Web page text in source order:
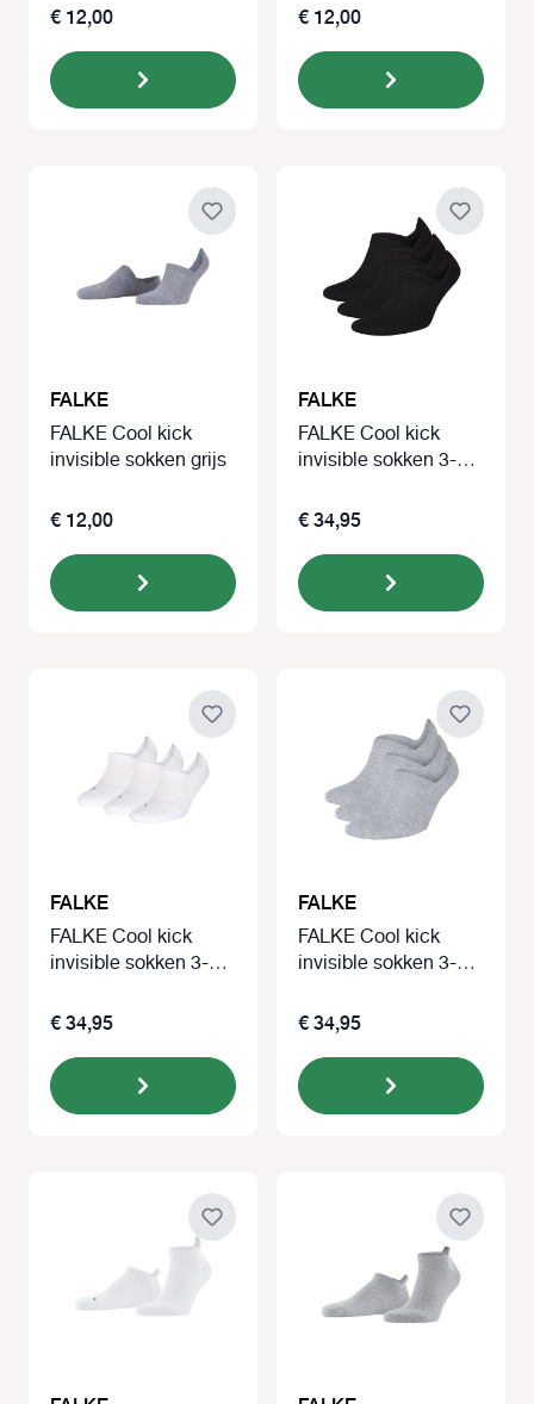
€ 12,00 € 12,00
FALKE
FALKE Cool kick
invisible sokken grijs
€ 12,00
FALKE
FALKE Cool kick
invisible sokken 3-
€ 34,95
FALKE
FALKE Cool kick
invisible sokken 3-
€ 34,95
FALKE
FALKE Cool kick
invisible sokken 3-
€ 34,95